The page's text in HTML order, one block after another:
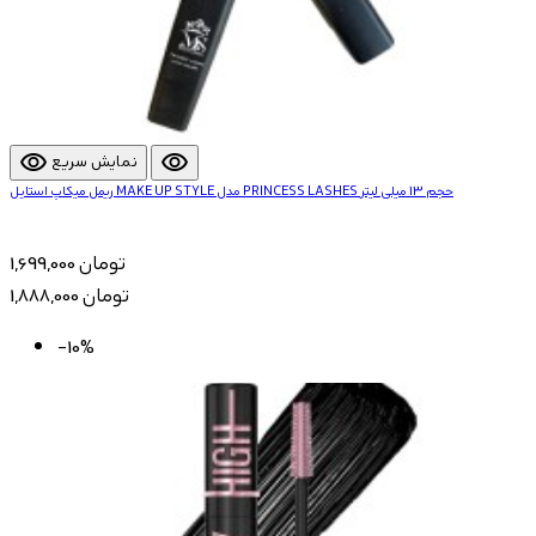
visibility نمایش سریع visibility
ریمل میکاپ استایل MAKE UP STYLE مدل PRINCESS LASHES حجم 13 میلی لیتر
1,699,000 تومان
1,888,000 تومان
-10%